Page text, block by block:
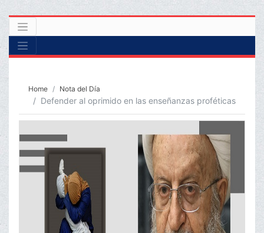
Home Nota del Día
Defender al oprimido en las enseñanzas proféticas